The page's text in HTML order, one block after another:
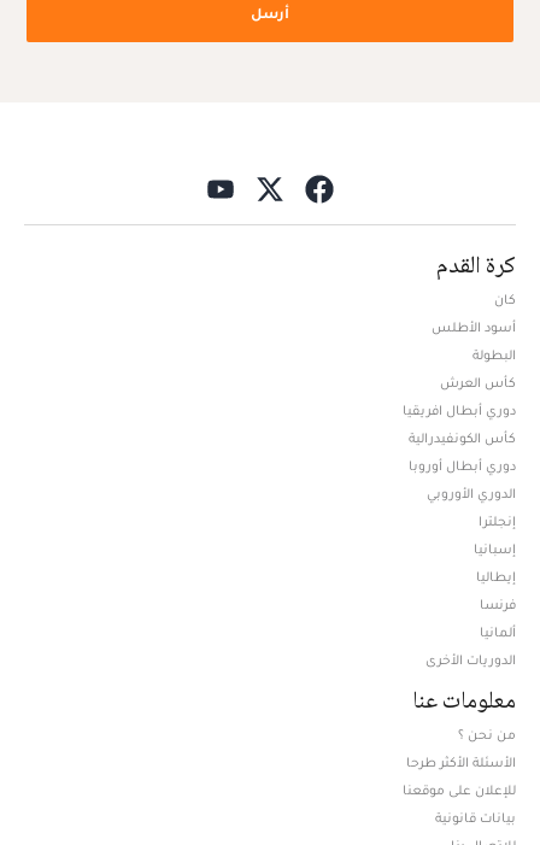
أرسل
كرة القدم
كان
أسود الأطلس
البطولة
كأس العرش
دوري أبطال افريقيا
كأس الكونفيدرالية
دوري أبطال أوروبا
الدوري الأوروبي
إنجلترا
إسبانيا
إيطاليا
فرنسا
ألمانيا
الدوريات الأخرى
معلومات عنا
من نحن ؟
الأسئلة الأكثر طرحا
للإعلان على موقعنا
بيانات قانونية